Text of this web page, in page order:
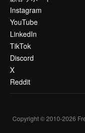
Instagram
YouTube
LinkedIn
TikTok
Discord
X
Reddit
Copyright © 2010-2026